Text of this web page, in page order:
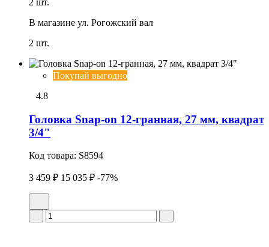
2 шт.
В магазине ул. Рогожский вал
2 шт.
Покупай выгодно
4.8
Головка Snap-on 12-гранная, 27 мм, квадрат
3/4"
Код товара: S8594
3 459 ₽ 15 035 ₽ -77%